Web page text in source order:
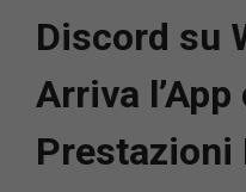
Discord su
Arriva l’App